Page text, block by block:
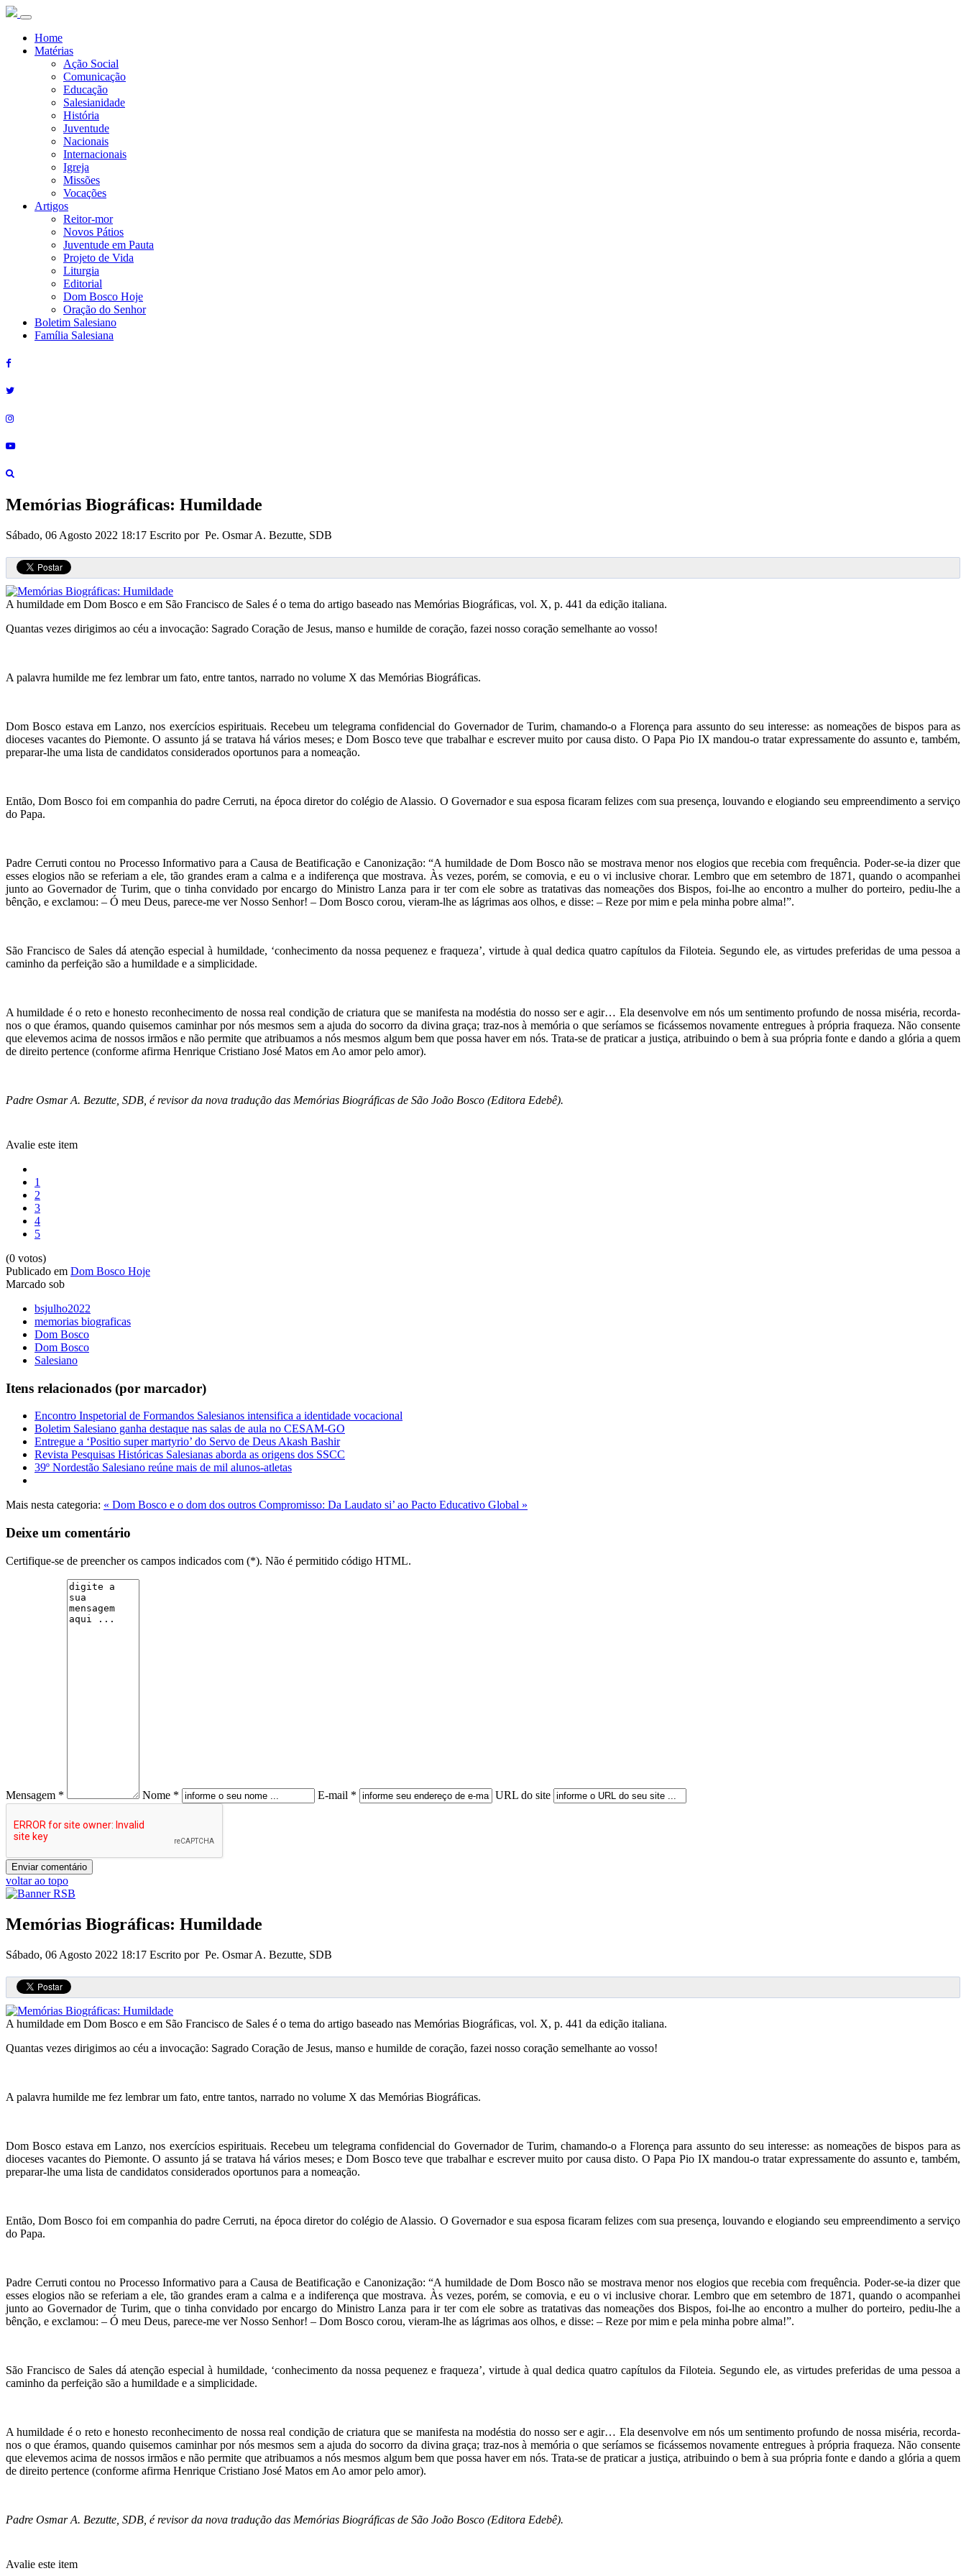
Home
Matérias
Ação Social
Comunicação
Educação
Salesianidade
História
Juventude
Nacionais
Internacionais
Igreja
Missões
Vocações
Artigos
Reitor-mor
Novos Pátios
Juventude em Pauta
Projeto de Vida
Liturgia
Editorial
Dom Bosco Hoje
Oração do Senhor
Boletim Salesiano
Família Salesiana
Memórias Biográficas: Humildade
Sábado, 06 Agosto 2022 18:17 Escrito por Pe. Osmar A. Bezutte, SDB
A humildade em Dom Bosco e em São Francisco de Sales é o tema do artigo baseado nas Memórias Biográficas, vol. X, p. 441 da edição italiana.
Quantas vezes dirigimos ao céu a invocação: Sagrado Coração de Jesus, manso e humilde de coração, fazei nosso coração semelhante ao vosso!
A palavra humilde me fez lembrar um fato, entre tantos, narrado no volume X das Memórias Biográficas.
Dom Bosco estava em Lanzo, nos exercícios espirituais. Recebeu um telegrama confidencial do Governador de Turim, chamando-o a Florença para assunto do seu interesse: as nomeações de bispos para as
dioceses vacantes do Piemonte. O assunto já se tratava há vários meses; e Dom Bosco teve que trabalhar e escrever muito por causa disto. O Papa Pio IX mandou-o tratar expressamente do assunto e, também,
preparar-lhe uma lista de candidatos considerados oportunos para a nomeação.
Então, Dom Bosco foi em companhia do padre Cerruti, na época diretor do colégio de Alassio. O Governador e sua esposa ficaram felizes com sua presença, louvando e elogiando seu empreendimento a serviço
do Papa.
Padre Cerruti contou no Processo Informativo para a Causa de Beatificação e Canonização: “A humildade de Dom Bosco não se mostrava menor nos elogios que recebia com frequência. Poder-se-ia dizer que
esses elogios não se referiam a ele, tão grandes eram a calma e a indiferença que mostrava. Às vezes, porém, se comovia, e eu o vi inclusive chorar. Lembro que em setembro de 1871, quando o acompanhei
junto ao Governador de Turim, que o tinha convidado por encargo do Ministro Lanza para ir ter com ele sobre as tratativas das nomeações dos Bispos, foi-lhe ao encontro a mulher do porteiro, pediu-lhe a
bênção, e exclamou: – Ó meu Deus, parece-me ver Nosso Senhor! – Dom Bosco corou, vieram-lhe as lágrimas aos olhos, e disse: – Reze por mim e pela minha pobre alma!”.
São Francisco de Sales dá atenção especial à humildade, ‘conhecimento da nossa pequenez e fraqueza’, virtude à qual dedica quatro capítulos da Filoteia. Segundo ele, as virtudes preferidas de uma pessoa a
caminho da perfeição são a humildade e a simplicidade.
A humildade é o reto e honesto reconhecimento de nossa real condição de criatura que se manifesta na modéstia do nosso ser e agir… Ela desenvolve em nós um sentimento profundo de nossa miséria, recorda-
nos o que éramos, quando quisemos caminhar por nós mesmos sem a ajuda do socorro da divina graça; traz-nos à memória o que seríamos se ficássemos novamente entregues à própria fraqueza. Não consente
que elevemos acima de nossos irmãos e não permite que atribuamos a nós mesmos algum bem que possa haver em nós. Trata-se de praticar a justiça, atribuindo o bem à sua própria fonte e dando a glória a quem
de direito pertence (conforme afirma Henrique Cristiano José Matos em Ao amor pelo amor).
Padre Osmar A. Bezutte, SDB, é revisor da nova tradução das Memórias Biográficas de São João Bosco (Editora Edebê).
Avalie este item
1
2
3
4
5
(0 votos)
Publicado em Dom Bosco Hoje
Marcado sob
bsjulho2022
memorias biograficas
Dom Bosco
Dom Bosco
Salesiano
Itens relacionados (por marcador)
Encontro Inspetorial de Formandos Salesianos intensifica a identidade vocacional
Boletim Salesiano ganha destaque nas salas de aula no CESAM-GO
Entregue a ‘Positio super martyrio’ do Servo de Deus Akash Bashir
Revista Pesquisas Históricas Salesianas aborda as origens dos SSCC
39º Nordestão Salesiano reúne mais de mil alunos-atletas
Mais nesta categoria: « Dom Bosco e o dom dos outros Compromisso: Da Laudato si’ ao Pacto Educativo Global »
Deixe um comentário
Certifique-se de preencher os campos indicados com (*). Não é permitido código HTML.
Mensagem * Nome * E-mail * URL do site
voltar ao topo
Memórias Biográficas: Humildade
Sábado, 06 Agosto 2022 18:17 Escrito por Pe. Osmar A. Bezutte, SDB
A humildade em Dom Bosco e em São Francisco de Sales é o tema do artigo baseado nas Memórias Biográficas, vol. X, p. 441 da edição italiana.
Quantas vezes dirigimos ao céu a invocação: Sagrado Coração de Jesus, manso e humilde de coração, fazei nosso coração semelhante ao vosso!
A palavra humilde me fez lembrar um fato, entre tantos, narrado no volume X das Memórias Biográficas.
Dom Bosco estava em Lanzo, nos exercícios espirituais. Recebeu um telegrama confidencial do Governador de Turim, chamando-o a Florença para assunto do seu interesse: as nomeações de bispos para as
dioceses vacantes do Piemonte. O assunto já se tratava há vários meses; e Dom Bosco teve que trabalhar e escrever muito por causa disto. O Papa Pio IX mandou-o tratar expressamente do assunto e, também,
preparar-lhe uma lista de candidatos considerados oportunos para a nomeação.
Então, Dom Bosco foi em companhia do padre Cerruti, na época diretor do colégio de Alassio. O Governador e sua esposa ficaram felizes com sua presença, louvando e elogiando seu empreendimento a serviço
do Papa.
Padre Cerruti contou no Processo Informativo para a Causa de Beatificação e Canonização: “A humildade de Dom Bosco não se mostrava menor nos elogios que recebia com frequência. Poder-se-ia dizer que
esses elogios não se referiam a ele, tão grandes eram a calma e a indiferença que mostrava. Às vezes, porém, se comovia, e eu o vi inclusive chorar. Lembro que em setembro de 1871, quando o acompanhei
junto ao Governador de Turim, que o tinha convidado por encargo do Ministro Lanza para ir ter com ele sobre as tratativas das nomeações dos Bispos, foi-lhe ao encontro a mulher do porteiro, pediu-lhe a
bênção, e exclamou: – Ó meu Deus, parece-me ver Nosso Senhor! – Dom Bosco corou, vieram-lhe as lágrimas aos olhos, e disse: – Reze por mim e pela minha pobre alma!”.
São Francisco de Sales dá atenção especial à humildade, ‘conhecimento da nossa pequenez e fraqueza’, virtude à qual dedica quatro capítulos da Filoteia. Segundo ele, as virtudes preferidas de uma pessoa a
caminho da perfeição são a humildade e a simplicidade.
A humildade é o reto e honesto reconhecimento de nossa real condição de criatura que se manifesta na modéstia do nosso ser e agir… Ela desenvolve em nós um sentimento profundo de nossa miséria, recorda-
nos o que éramos, quando quisemos caminhar por nós mesmos sem a ajuda do socorro da divina graça; traz-nos à memória o que seríamos se ficássemos novamente entregues à própria fraqueza. Não consente
que elevemos acima de nossos irmãos e não permite que atribuamos a nós mesmos algum bem que possa haver em nós. Trata-se de praticar a justiça, atribuindo o bem à sua própria fonte e dando a glória a quem
de direito pertence (conforme afirma Henrique Cristiano José Matos em Ao amor pelo amor).
Padre Osmar A. Bezutte, SDB, é revisor da nova tradução das Memórias Biográficas de São João Bosco (Editora Edebê).
Avalie este item